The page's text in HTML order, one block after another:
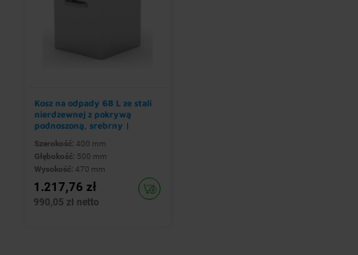
Kosz na odpady 68 L ze stali
nierdzewnej z pokrywą
podnoszoną, srebrny |
Szerokość: 400 mm
Głębokość: 500 mm
Wysokość: 470 mm
1.217,76 zł
990,05 zł netto